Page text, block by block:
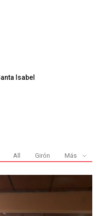
Isabel
All Girón Más